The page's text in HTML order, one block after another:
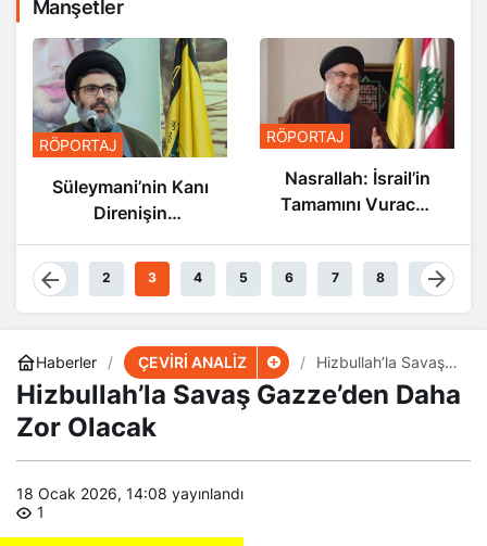
Manşetler
RÖPORTAJ
Nasrallah: İsrail’in
Tamamını Vuracak
Güçteyiz
RÖPORTAJ
Nasrallah: İsrail’in
Sonu Yakın
1 2 3 4 5 6 7 8 9
Haberler ÇEVİRİ ANALİZ
Hizbullah’la Savaş
Gazze’den Daha
Zor Olacak
Hizbullah’la Savaş Gazze’den Daha
Zor Olacak
18 Ocak 2026, 14:08 yayınlandı
1